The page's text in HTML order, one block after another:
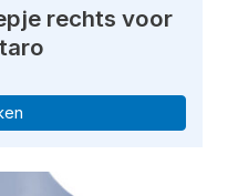
rechts voor